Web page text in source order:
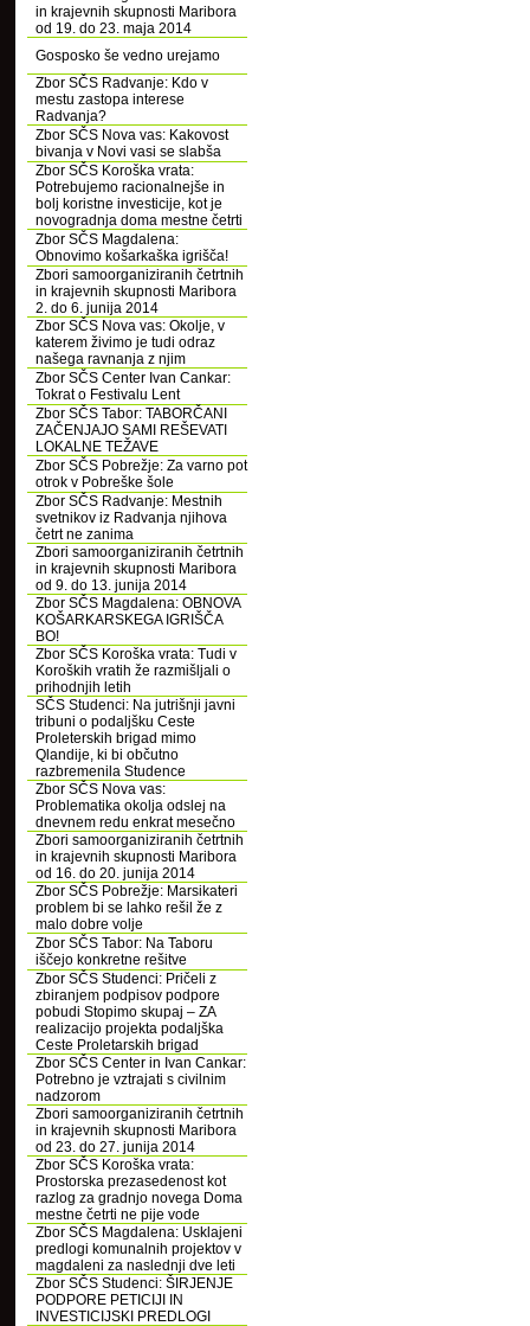
in krajevnih skupnosti Maribora
od 19. do 23. maja 2014
Gosposko še vedno urejamo
Zbor SČS Radvanje: Kdo v
mestu zastopa interese
Radvanja?
Zbor SČS Nova vas: Kakovost
bivanja v Novi vasi se slabša
Zbor SČS Koroška vrata:
Potrebujemo racionalnejše in
bolj koristne investicije, kot je
novogradnja doma mestne četrti
Zbor SČS Magdalena:
Obnovimo košarkaška igrišča!
Zbori samoorganiziranih četrtnih
in krajevnih skupnosti Maribora
2. do 6. junija 2014
Zbor SČS Nova vas: Okolje, v
katerem živimo je tudi odraz
našega ravnanja z njim
Zbor SČS Center Ivan Cankar:
Tokrat o Festivalu Lent
Zbor SČS Tabor: TABORČANI
ZAČENJAJO SAMI REŠEVATI
LOKALNE TEŽAVE
Zbor SČS Pobrežje: Za varno pot
otrok v Pobreške šole
Zbor SČS Radvanje: Mestnih
svetnikov iz Radvanja njihova
četrt ne zanima
Zbori samoorganiziranih četrtnih
in krajevnih skupnosti Maribora
od 9. do 13. junija 2014
Zbor SČS Magdalena: OBNOVA
KOŠARKARSKEGA IGRIŠČA
BO!
Zbor SČS Koroška vrata: Tudi v
Koroških vratih že razmišljali o
prihodnjih letih
SČS Studenci: Na jutrišnji javni
tribuni o podaljšku Ceste
Proleterskih brigad mimo
Qlandije, ki bi občutno
razbremenila Studence
Zbor SČS Nova vas:
Problematika okolja odslej na
dnevnem redu enkrat mesečno
Zbori samoorganiziranih četrtnih
in krajevnih skupnosti Maribora
od 16. do 20. junija 2014
Zbor SČS Pobrežje: Marsikateri
problem bi se lahko rešil že z
malo dobre volje
Zbor SČS Tabor: Na Taboru
iščejo konkretne rešitve
Zbor SČS Studenci: Pričeli z
zbiranjem podpisov podpore
pobudi Stopimo skupaj – ZA
realizacijo projekta podaljška
Ceste Proletarskih brigad
Zbor SČS Center in Ivan Cankar:
Potrebno je vztrajati s civilnim
nadzorom
Zbori samoorganiziranih četrtnih
in krajevnih skupnosti Maribora
od 23. do 27. junija 2014
Zbor SČS Koroška vrata:
Prostorska prezasedenost kot
razlog za gradnjo novega Doma
mestne četrti ne pije vode
Zbor SČS Magdalena: Usklajeni
predlogi komunalnih projektov v
magdaleni za naslednji dve leti
Zbor SČS Studenci: ŠIRJENJE
PODPORE PETICIJI IN
INVESTICIJSKI PREDLOGI